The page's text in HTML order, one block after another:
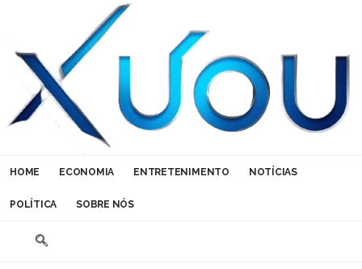
HOME ECONOMIA ENTRETENIMENTO NOTÍCIAS
POLÍTICA SOBRE NÓS